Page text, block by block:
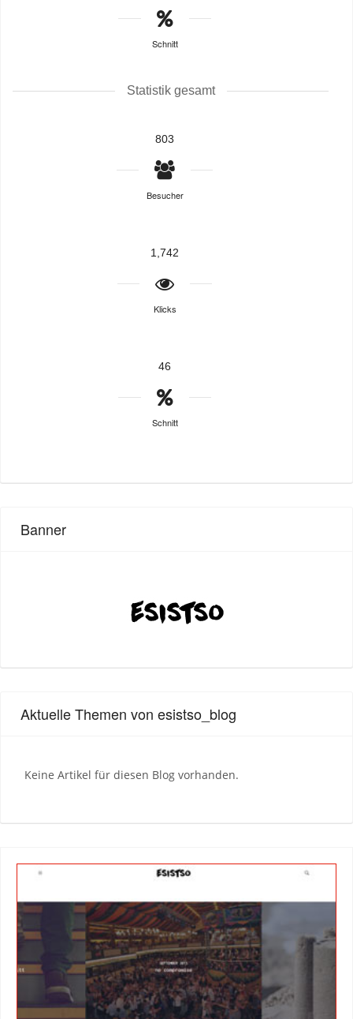
Schnitt
Statistik gesamt
803
Besucher
1,742
Klicks
46
Schnitt
Banner
Aktuelle Themen von esistso_blog
Keine Artikel für diesen Blog vorhanden.